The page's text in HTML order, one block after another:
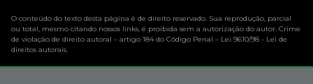
O conteúdo do texto desta página é de direito reservado. Sua reprodução, parcial
ou total, mesmo citando nossos links, é proibida sem a autorização do autor. Crime
de violação de direito autoral – artigo 184 do Código Penal – Lei 9610/98 - Lei de
direitos autorais.